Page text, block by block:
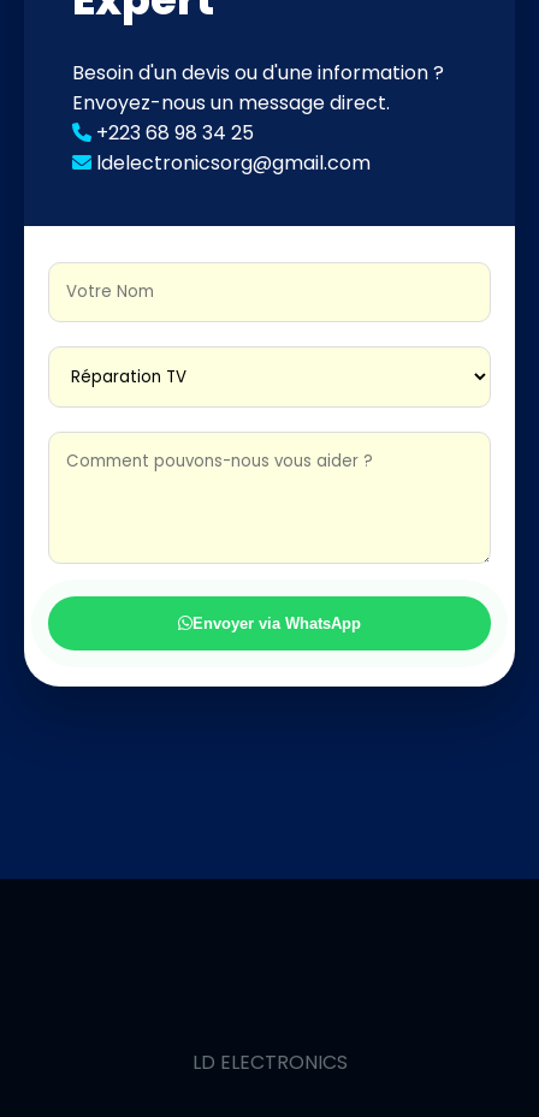
Besoin d'un devis ou d'une information ?
Envoyez-nous un message direct.
+223 68 98 34 25
ldelectronicsorg@gmail.com
Envoyer via WhatsApp
LD ELECTRONICS